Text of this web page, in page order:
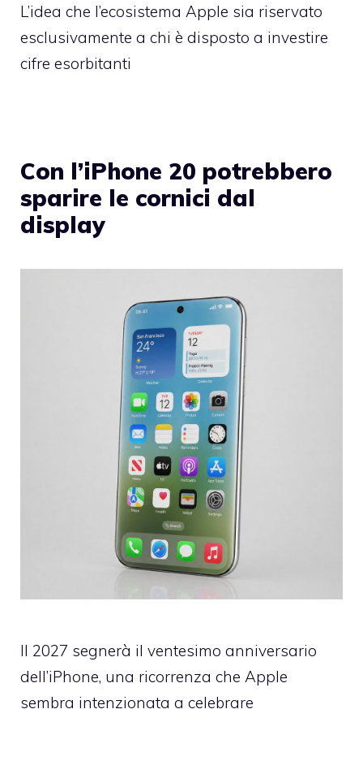
L’idea che l’ecosistema Apple sia riservato
esclusivamente a chi è disposto a investire
cifre esorbitanti
Con l’iPhone 20 potrebbero
sparire le cornici dal
display
Il 2027 segnerà il ventesimo anniversario
dell’iPhone, una ricorrenza che Apple
sembra intenzionata a celebrare